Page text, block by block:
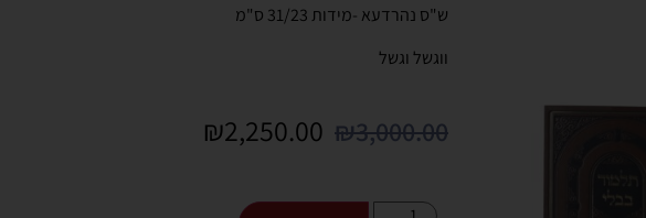
ש"ס נהרדעא -מידות 31/23 ס"מ
ווגשל וגשל
₪3,000.00
₪2,250.00